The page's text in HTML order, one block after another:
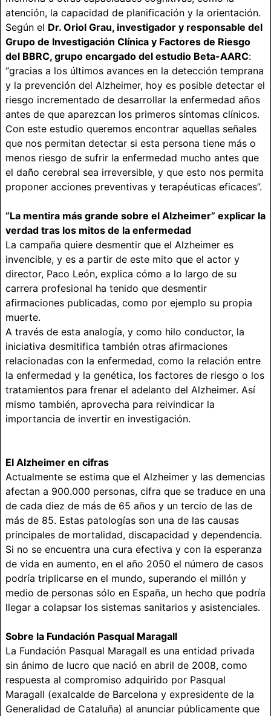
atención, la capacidad de planificación y la orientación.
Según el Dr. Oriol Grau, investigador y responsable del
Grupo de Investigación Clínica y Factores de Riesgo
del BBRC, grupo encargado del estudio Beta-AARC:
“gracias a los últimos avances en la detección temprana
y la prevención del Alzheimer, hoy es posible detectar el
riesgo incrementado de desarrollar la enfermedad años
antes de que aparezcan los primeros síntomas clínicos.
Con este estudio queremos encontrar aquellas señales
que nos permitan detectar si esta persona tiene más o
menos riesgo de sufrir la enfermedad mucho antes que
el daño cerebral sea irreversible, y que esto nos permita
proponer acciones preventivas y terapéuticas eficaces”.
“La mentira más grande sobre el Alzheimer” explicar la
verdad tras los mitos de la enfermedad
La campaña quiere desmentir que el Alzheimer es
invencible, y es a partir de este mito que el actor y
director, Paco León, explica cómo a lo largo de su
carrera profesional ha tenido que desmentir
afirmaciones publicadas, como por ejemplo su propia
muerte.
A través de esta analogía, y como hilo conductor, la
iniciativa desmitifica también otras afirmaciones
relacionadas con la enfermedad, como la relación entre
la enfermedad y la genética, los factores de riesgo o los
tratamientos para frenar el adelanto del Alzheimer. Así
mismo también, aprovecha para reivindicar la
importancia de invertir en investigación.
El Alzheimer en cifras
Actualmente se estima que el Alzheimer y las demencias
afectan a 900.000 personas, cifra que se traduce en una
de cada diez de más de 65 años y un tercio de las de
más de 85. Estas patologías son una de las causas
principales de mortalidad, discapacidad y dependencia.
Si no se encuentra una cura efectiva y con la esperanza
de vida en aumento, en el año 2050 el número de casos
podría triplicarse en el mundo, superando el millón y
medio de personas sólo en España, un hecho que podría
llegar a colapsar los sistemas sanitarios y asistenciales.
Sobre la Fundación Pasqual Maragall
La Fundación Pasqual Maragall es una entidad privada
sin ánimo de lucro que nació en abril de 2008, como
respuesta al compromiso adquirido por Pasqual
Maragall (exalcalde de Barcelona y expresidente de la
Generalidad de Cataluña) al anunciar públicamente que